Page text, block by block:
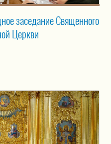
заседание Священного
Церкви